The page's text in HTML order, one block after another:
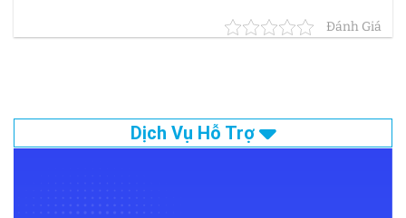
Đánh Giá
Dịch Vụ Hỗ Trợ